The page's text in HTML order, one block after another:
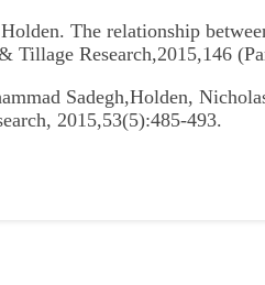
The relationship
Tillage Research,2015,146
Sadegh,Holden,
2015,53(5):485-493.